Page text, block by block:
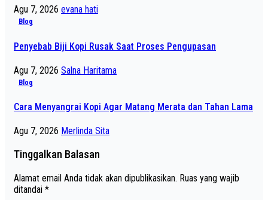
Agu 7, 2026 evana hati
Blog
Penyebab Biji Kopi Rusak Saat Proses Pengupasan
Agu 7, 2026 Salna Haritama
Blog
Cara Menyangrai Kopi Agar Matang Merata dan Tahan Lama
Agu 7, 2026 Merlinda Sita
Tinggalkan Balasan
Alamat email Anda tidak akan dipublikasikan. Ruas yang wajib
ditandai *